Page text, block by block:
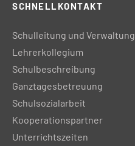
SCHNELLKONTAKT
Schulleitung und Verwaltung
Lehrerkollegium
Schulbeschreibung
Ganztagesbetreuung
Schulsozialarbeit
Kooperationspartner
Unterrichtszeiten